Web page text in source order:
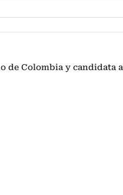
de Colombia y candidata a